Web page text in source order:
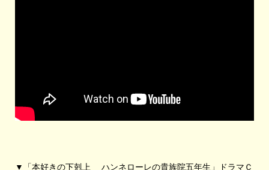
▼「本好きの下剋上 ハンネローレの貴族院五年生」ドラマＣ